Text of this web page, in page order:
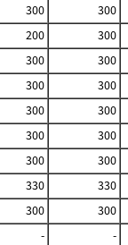
300 300
200 300
300 300
300 300
300 300
300 300
300 300
330 330
300 300
- -